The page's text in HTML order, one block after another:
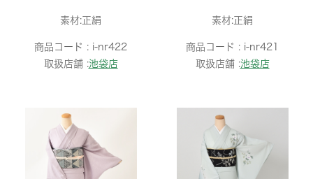
素材:正絹
商品コード : i-nr422
取扱店舗 :池袋店
素材:正絹
商品コード : i-nr421
取扱店舗 :池袋店